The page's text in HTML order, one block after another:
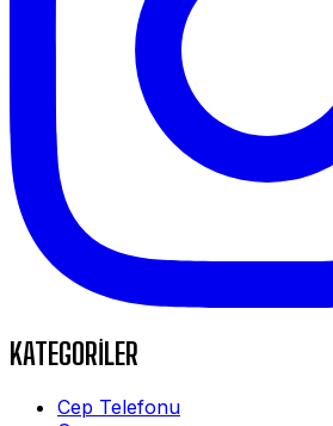
KATEGORİLER
Cep Telefonu